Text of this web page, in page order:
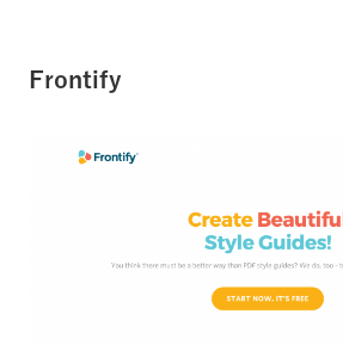
Frontify